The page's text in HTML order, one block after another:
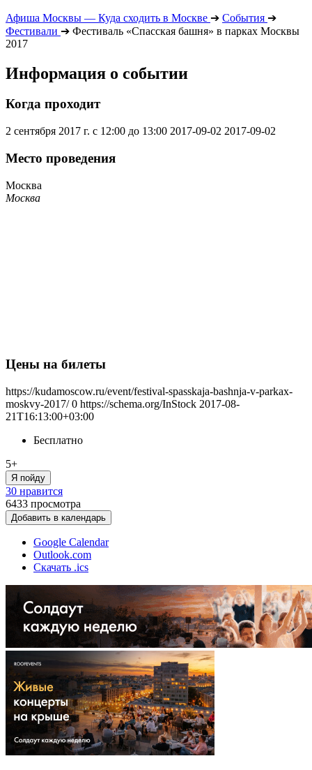
Афиша Москвы — Куда сходить в Москве ➔ События ➔
Фестивали ➔ Фестиваль «Спасская башня» в парках Москвы
2017
Информация о событии
Когда проходит
2 сентября 2017 г. с 12:00 до 13:00 2017-09-02 2017-09-02
Место проведения
Москва
Москва
Цены на билеты
https://kudamoscow.ru/event/festival-spasskaja-bashnja-v-parkax-
moskvy-2017/ 0 https://schema.org/InStock 2017-08-
21T16:13:00+03:00
Бесплатно
5+
Я пойду
30 нравится
6433 просмотра
Добавить в календарь
Google Calendar
Outlook.com
Скачать .ics